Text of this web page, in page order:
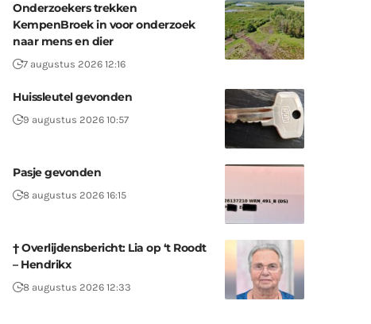
Onderzoekers trekken
KempenBroek in voor onderzoek
naar mens en dier
7 augustus 2026 12:16
Huissleutel gevonden
9 augustus 2026 10:57
Pasje gevonden
8 augustus 2026 16:15
† Overlijdensbericht: Lia op ‘t Roodt
– Hendrikx
8 augustus 2026 12:33